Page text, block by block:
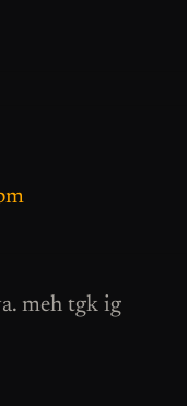
meh tgk ig